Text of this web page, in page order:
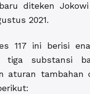
diteken
2021.
117 ini berisi
tiga substansi
aturan tambahan